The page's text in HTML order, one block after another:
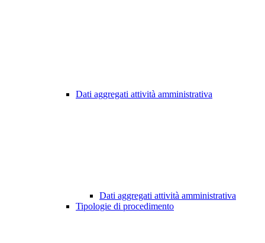
Dati aggregati attività amministrativa
Dati aggregati attività amministrativa
Tipologie di procedimento